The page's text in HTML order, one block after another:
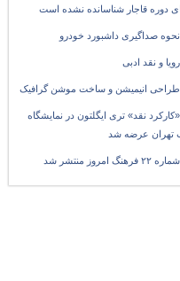
دوره قاجار شناسانده نشده است
نحوه صداگیری داشبورد خودرو
رویا و نقد ادبی
طراحی انیمیشن و ساخت موشن گرافیک
«کارکرد نقد» تری ایگلتون در نمایشگاه
تهران عرضه شد
شماره ۲۲ فرهنگ امروز منتشر شد